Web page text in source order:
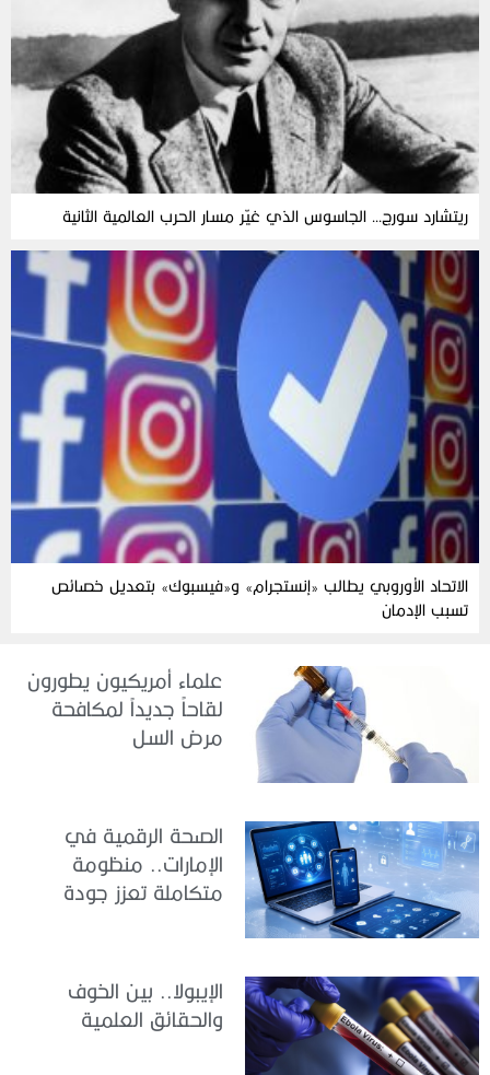
ريتشارد سورج… الجاسوس الذي غيّر مسار الحرب العالمية الثانية
الاتحاد الأوروبي يطالب «إنستجرام» و«فيسبوك» بتعديل خصائص
تسبب الإدمان
علماء أمريكيون يطورون
لقاحاً جديداً لمكافحة
مرض السل
الصحة الرقمية في
الإمارات.. منظومة
متكاملة تعزز جودة
الإيبولا.. بين الخوف
والحقائق العلمية